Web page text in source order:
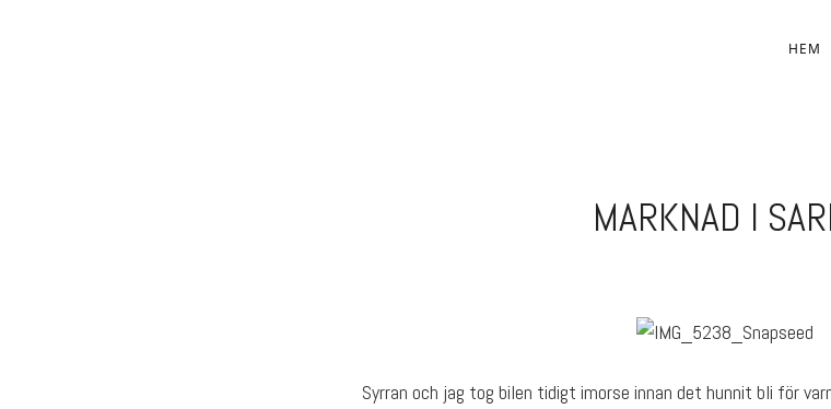
HEM
MARKNAD I
Syrran och jag tog bilen tidigt imorse innan det hunnit bli för